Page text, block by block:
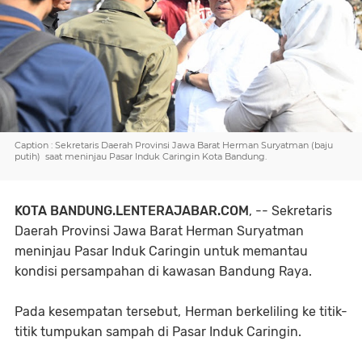
Caption : Sekretaris Daerah Provinsi Jawa Barat Herman Suryatman (baju
putih) saat meninjau Pasar Induk Caringin Kota Bandung.
KOTA BANDUNG.LENTERAJABAR.COM, -- Sekretaris
Daerah Provinsi Jawa Barat Herman Suryatman
meninjau Pasar Induk Caringin untuk memantau
kondisi persampahan di kawasan Bandung Raya.
Pada kesempatan tersebut, Herman berkeliling ke titik-
titik tumpukan sampah di Pasar Induk Caringin.